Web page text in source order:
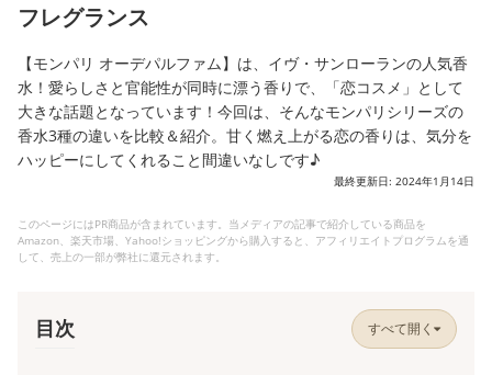
フレグランス
【モンパリ オーデパルファム】は、イヴ・サンローランの人気香
水！愛らしさと官能性が同時に漂う香りで、「恋コスメ」として
大きな話題となっています！今回は、そんなモンパリシリーズの
香水3種の違いを比較＆紹介。甘く燃え上がる恋の香りは、気分を
ハッピーにしてくれること間違いなしです♪
最終更新日: 2024年1月14日
このページにはPR商品が含まれています。当メディアの記事で紹介している商品を
Amazon、楽天市場、Yahoo!ショッピングから購入すると、アフィリエイトプログラムを通
して、売上の一部が弊社に還元されます。
目次 すべて開く